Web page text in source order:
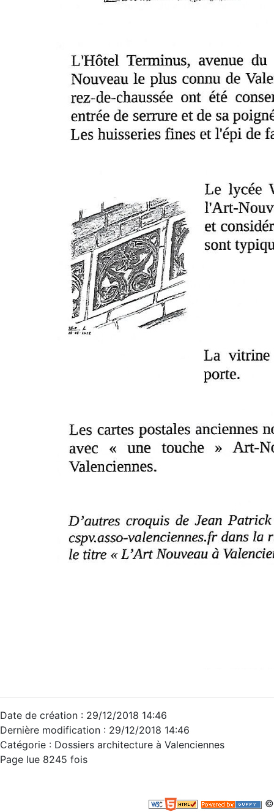
Date de création : 29/12/2018 14:46
Dernière modification : 29/12/2018 14:46
Catégorie : Dossiers architecture à Valenciennes
Page lue 8245 fois
©